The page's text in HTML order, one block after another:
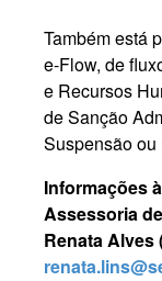
Também está
e-Flow, de
e Recursos
de Sanção
Suspensão ou
Informações
Assessoria
Renata